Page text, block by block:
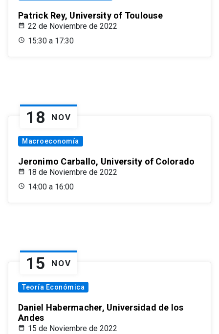
Patrick Rey, University of Toulouse
22 de Noviembre de 2022
15:30 a 17:30
18 NOV
Macroeconomía
Jeronimo Carballo, University of Colorado
18 de Noviembre de 2022
14:00 a 16:00
15 NOV
Teoría Económica
Daniel Habermacher, Universidad de los
Andes
15 de Noviembre de 2022